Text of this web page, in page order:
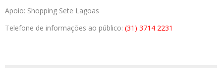
Apoio: Shopping Sete Lagoas
Telefone de informações ao público: (31) 3714 2231